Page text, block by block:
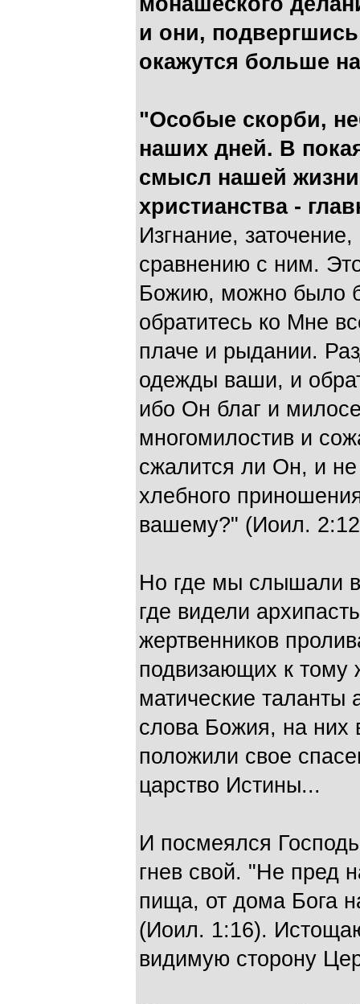
и они,
окажутся больше
"Особые скорби,
наших дней. В
смысл нашей
христианства -
Изгнание,
сравнению с ним.
Божию, можно было
обратитесь ко Мне
плаче и рыдании.
одежды ваши, и
ибо Он благ и
многомилостив и
сжалится ли Он, и не
хлебного
вашему?" (Иоил.
Но где мы слышали
где видели
жертвенников
подвизающих к
матические таланты
слова Божия, на них
поло­жили свое
цар­ство Истины...
И посмеялся
гнев свой. "Не пред
пища, от дома Бога
(Иоил. 1:16).
видимую сторону